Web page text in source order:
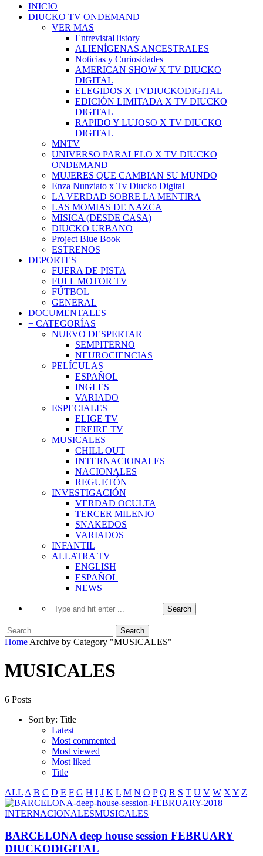
INICIO
DIUCKO TV ONDEMAND
VER MAS
EntrevistaHistory
ALIENÍGENAS ANCESTRALES
Noticias y Curiosidades
AMERICAN SHOW X TV DIUCKO
DIGITAL
ELEGIDOS X TVDIUCKODIGITAL
EDICIÓN LIMITADA X TV DIUCKO
DIGITAL
RAPIDO Y LUJOSO X TV DIUCKO
DIGITAL
MNTV
UNIVERSO PARALELO X TV DIUCKO
ONDEMAND
MUJERES QUE CAMBIAN SU MUNDO
Enza Nunziato x Tv Diucko Digital
LA VERDAD SOBRE LA MENTIRA
LAS MOMIAS DE NAZCA
MISICA (DESDE CASA)
DIUCKO URBANO
Project Blue Book
ESTRENOS
DEPORTES
FUERA DE PISTA
FULL MOTOR TV
FÚTBOL
GENERAL
DOCUMENTALES
+ CATEGORÍAS
NUEVO DESPERTAR
SEMPITERNO
NEUROCIENCIAS
PELÍCULAS
ESPAÑOL
INGLES
VARIADO
ESPECIALES
ELIGE TV
FREIRE TV
MUSICALES
CHILL OUT
INTERNACIONALES
NACIONALES
REGUETÓN
INVESTIGACIÓN
VERDAD OCULTA
TERCER MILENIO
SNAKEDOS
VARIADOS
INFANTIL
ALLATRA TV
ENGLISH
ESPAÑOL
NEWS
Home Archive by Category "MUSICALES"
MUSICALES
6 Posts
Sort by: Title
Latest
Most commented
Most viewed
Most liked
Title
ALL A B C D E F G H I J K L M N O P Q R S T U V W X Y Z
INTERNACIONALESMUSICALES
BARCELONA deep house session FEBRUARY
DIUCKODIGITAL